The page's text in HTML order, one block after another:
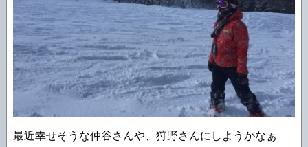
最近幸せそうな仲谷さんや、狩野さんにしようかなぁ